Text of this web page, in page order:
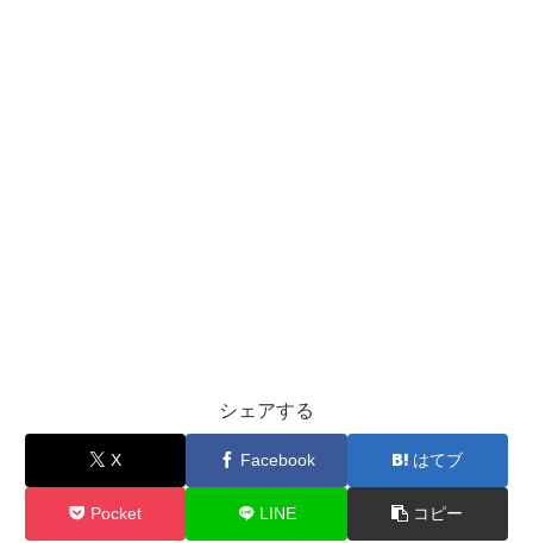
シェアする
X Facebook はてブ
Pocket LINE コピー